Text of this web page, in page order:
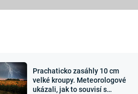
Sledujte nás
Prachaticko zasáhly 10 cm
velké kroupy. Meteorologové
ukázali, jak to souvisí s